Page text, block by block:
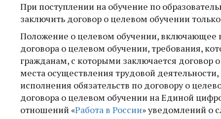
При поступлении на обучение по
заключить договор о целевом обучении
Положение о целевом обучении, включающее
договора о целевом обучении, требования,
гражданам, с которыми заключается договор
места осуществления трудовой
исполнения обязательств по договору о
договора о целевом обучении на Единой
отношений «Работа в России» уведомлений о